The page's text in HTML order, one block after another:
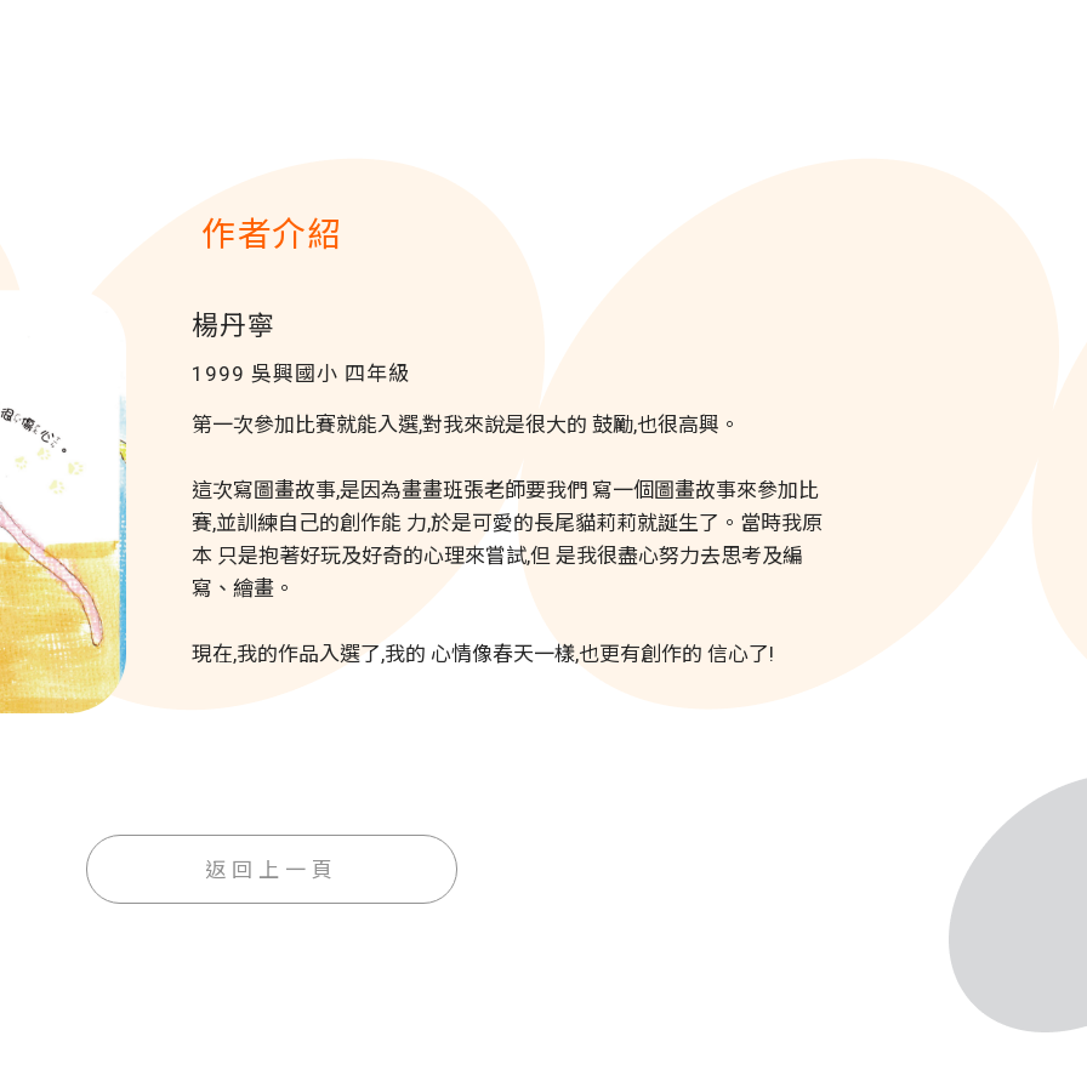
作者介紹
楊丹寧
1999 吳興國小 四年級
第一次參加比賽就能入選,對我來說是很大的 鼓勵,也很高興。
這次寫圖畫故事,是因為畫畫班張老師要我們 寫一個圖畫故事來參加比
賽,並訓練自己的創作能 力,於是可愛的長尾貓莉莉就誕生了。當時我原
本 只是抱著好玩及好奇的心理來嘗試,但 是我很盡心努力去思考及編
寫、繪畫。
現在,我的作品入選了,我的 心情像春天一樣,也更有創作的 信心了!
返回上一頁